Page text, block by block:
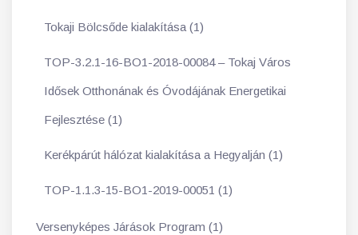
Tokaji Bölcsőde kialakítása (1)
TOP-3.2.1-16-BO1-2018-00084 – Tokaj Város
Idősek Otthonának és Óvodájának Energetikai
Fejlesztése (1)
Kerékpárút hálózat kialakítása a Hegyalján (1)
TOP-1.1.3-15-BO1-2019-00051 (1)
Versenyképes Járások Program (1)